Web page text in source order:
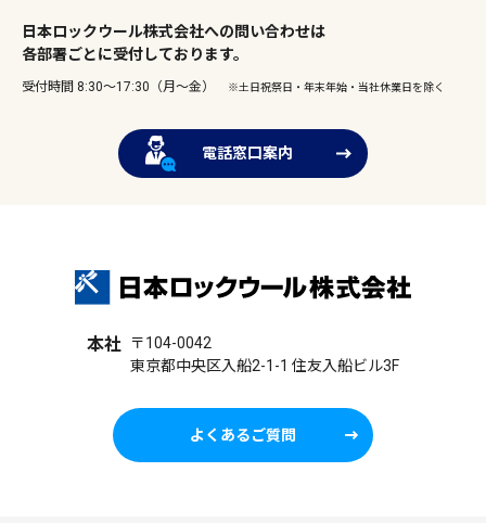
日本ロックウール株式会社への問い合わせは
各部署ごとに受付しております。
受付時間 8:30～17:30（月～金） ※土日祝祭日・年末年始・当社休業日を除く
電話窓口案内
本社
〒104-0042
東京都中央区入船2-1-1 住友入船ビル3F
よくあるご質問